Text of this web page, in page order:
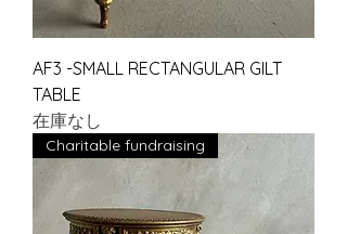
AF3 -SMALL RECTANGULAR GILT
TABLE
在庫なし
Charitable fundraising